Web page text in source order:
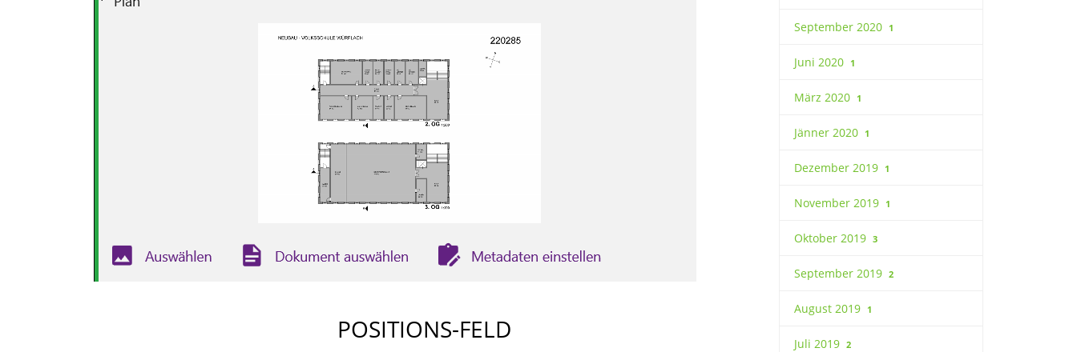
POSITIONS-FELD
September 2020 1
Juni 2020 1
März 2020 1
Jänner 2020 1
Dezember 2019 1
November 2019 1
Oktober 2019 3
September 2019 2
August 2019 1
Juli 2019 2